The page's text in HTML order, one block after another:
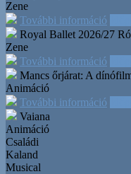
Zene
További információ
Royal Ballet 2026/27
Zene
További információ
Mancs őrjárat: A
Animáció
További információ
Vaiana
Animáció
Családi
Kaland
Musical